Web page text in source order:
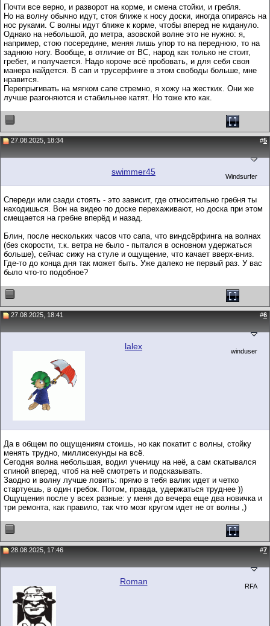
Почти все верно, и разворот на корме, и смена стойки, и гребля.
Но на волну обычно идут, стоя ближе к носу доски, иногда опираясь на
нос руками. С волны идут ближе к корме, чтобы вперед не кидануло.
Однако на небольшой, до метра, азовской волне это не нужно: я,
например, стою посередине, меняя лишь упор то на переднюю, то на
заднюю ногу. Вообще, в отличие от ВС, народ как только не стоит,
гребет, и получается. Надо короче всё пробовать, и для себя своя
манера найдется. В сап и трусерфинге в этом свободы больше, мне
нравится.
Перепрыгивать на мягком сапе стремно, я хожу на жестких. Они же
лучше разгоняются и стабильнее катят. Но тоже кто как.
27.08.2025, 18:34 #5
swimmer45 Windsurfer
Спереди или сзади стоять - это зависит, где относительно гребня ты
находишься. Вон на видео по доске перехаживают, но доска при этом
смещается на гребне вперёд и назад.
Блин, после нескольких часов что сапа, что виндсёрфинга на волнах
(без скорости, т.к. ветра не было - пытался в основном удержаться
больше), сейчас сижу на стуле и ощущение, что качает вверх-вниз.
Где-то до конца дня так может быть. Уже далеко не первый раз. У вас
было что-то подобное?
27.08.2025, 18:41 #6
lalex winduser
Да в общем по ощущениям стоишь, но как покатит с волны, стойку
менять трудно, миллисекунды на всё.
Сегодня волна небольшая, водил ученицу на неё, а сам скатывался
спиной вперед, чтоб на неё смотреть и подсказывать.
Заодно и волну лучше ловить: прямо в тебя валик идет и четко
стартуешь, в один гребок. Потом, правда, удержаться труднее ))
Ощущения после у всех разные: у меня до вечера еще два новичка и
три ремонта, как правило, так что мозг кругом идет не от волны ,)
28.08.2025, 17:46 #7
Roman RFA